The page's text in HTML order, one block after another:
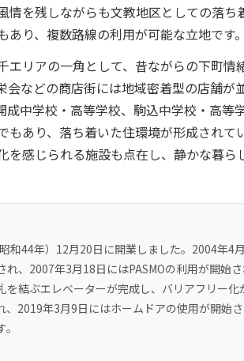
情を残しながらも文教地区としての落ち
あり、複数路線の利用が可能な立地です。
エリアの一角として、昔ながらの下町情
会などの商店街には地域密着型の店舗が
成中学校・高等学校、駒込中学校・高等
もあり、落ち着いた住環境が形成されて
を感じられる施設も点在し、静かな暮
和44年）12月20日に開業しました。2004年4
れ、2007年3月18日にはPASMOの利用が開始
を結ぶエレベーターが完成し、バリアフリー
、2019年3月9日にはホームドアの使用が開始